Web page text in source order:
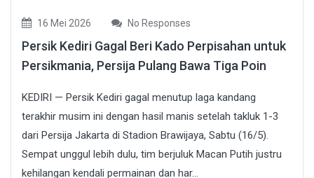
16 Mei 2026 No Responses
Persik Kediri Gagal Beri Kado Perpisahan untuk
Persikmania, Persija Pulang Bawa Tiga Poin
KEDIRI — Persik Kediri gagal menutup laga kandang
terakhir musim ini dengan hasil manis setelah takluk 1-3
dari Persija Jakarta di Stadion Brawijaya, Sabtu (16/5).
Sempat unggul lebih dulu, tim berjuluk Macan Putih justru
kehilangan kendali permainan dan har...